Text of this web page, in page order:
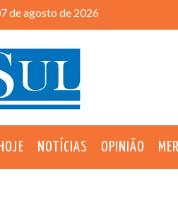
de agosto de 2026
NOTÍCIAS OPINIÃO